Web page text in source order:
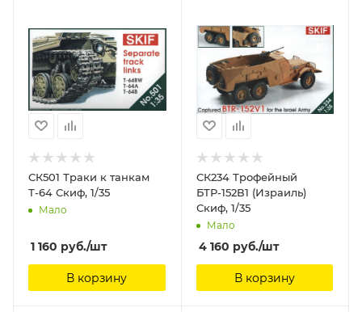
СК501 Траки к танкам
Т-64 Скиф, 1/35
Мало
1 160 руб./шт
В корзину
СК234 Трофейный
БТР-152В1 (Израиль)
Скиф, 1/35
Мало
4 160 руб./шт
В корзину